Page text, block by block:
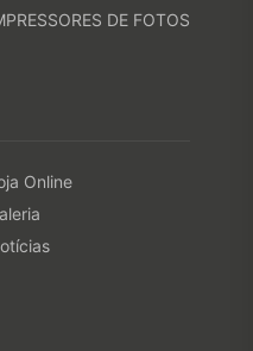
DE FOTOS
Online